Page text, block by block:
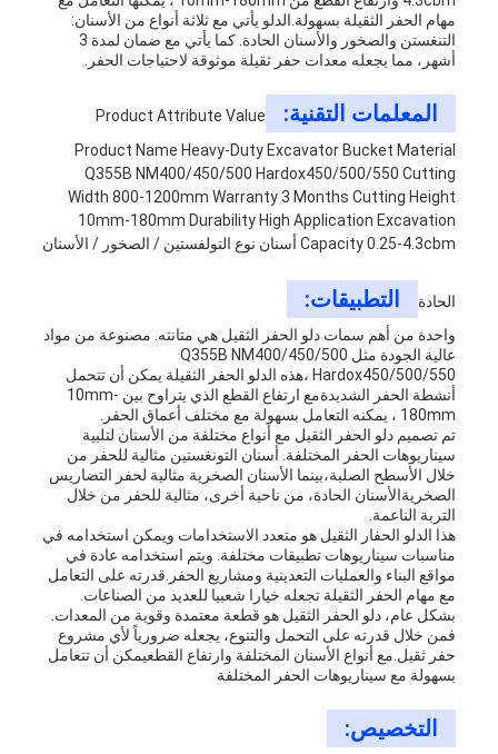
مهام الحفر الثقيلة بسهولة.الدلو يأتي مع ثلاثة أنواع من الأسنان:
التنغستن والصخور والأسنان الحادة. كما يأتي مع ضمان لمدة 3
أشهر، مما يجعله معدات حفر ثقيلة موثوقة لاحتياجات الحفر.
المعلمات التقنية:
Product Attribute Value
Product Name Heavy-Duty Excavator Bucket Material
Q355B NM400/450/500 Hardox450/500/550 Cutting
Width 800-1200mm Warranty 3 Months Cutting Height
10mm-180mm Durability High Application Excavation
Capacity 0.25-4.3cbm أسنان نوع التولفستين / الصخور / الأسنان
الحادة التطبيقات:
واحدة من أهم سمات دلو الحفر الثقيل هي متانته. مصنوعة من مواد
عالية الجودة مثل Q355B NM400/450/500
Hardox450/500/550 ،هذه الدلو الحفر الثقيلة يمكن أن تتحمل
أنشطة الحفر الشديدةمع ارتفاع القطع الذي يتراوح بين 10mm-
180mm ، يمكنه التعامل بسهولة مع مختلف أعماق الحفر.
تم تصميم دلو الحفر الثقيل مع أنواع مختلفة من الأسنان لتلبية
سيناريوهات الحفر المختلفة. أسنان التونغستين مثالية للحفر من
خلال الأسطح الصلبة،بينما الأسنان الصخرية مثالية لحفر التضاريس
الصخريةالأسنان الحادة، من ناحية أخرى، مثالية للحفر من خلال
التربة الناعمة.
هذا الدلو الحفار الثقيل هو متعدد الاستخدامات ويمكن استخدامه في
مناسبات سيناريوهات تطبيقات مختلفة. ويتم استخدامه عادة في
مواقع البناء والعمليات التعدينية ومشاريع الحفر.قدرته على التعامل
مع مهام الحفر الثقيلة تجعله خيارا شعبيا للعديد من الصناعات.
بشكل عام، دلو الحفر الثقيل هو قطعة معتمدة وقوية من المعدات.
فمن خلال قدرته على التحمل والتنوع، يجعله ضرورياً لأي مشروع
حفر ثقيل.مع أنواع الأسنان المختلفة وارتفاع القطعيمكن أن تتعامل
بسهولة مع سيناريوهات الحفر المختلفة
التخصيص: